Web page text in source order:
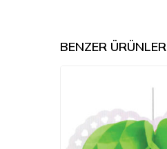
BENZER ÜRÜNLER